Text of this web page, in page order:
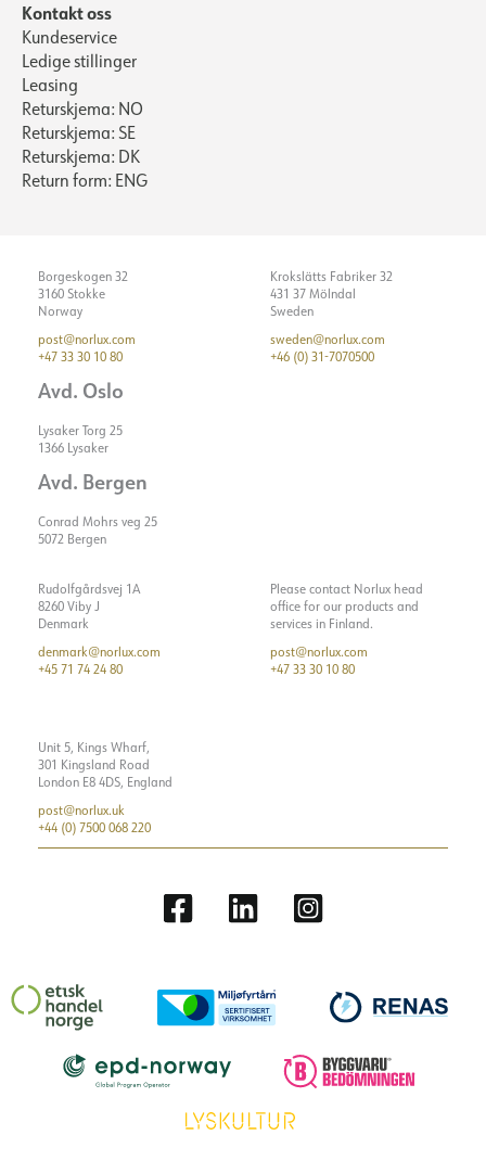
Kontakt oss
Kundeservice
Ledige stillinger
Leasing
Returskjema: NO
Returskjema: SE
Returskjema: DK
Return form: ENG
Borgeskogen 32
3160 Stokke
Norway
post@norlux.com
+47 33 30 10 80
Avd. Oslo
Lysaker Torg 25
1366 Lysaker
Avd. Bergen
Conrad Mohrs veg 25
5072 Bergen
Krokslätts Fabriker 32
431 37 Mölndal
Sweden
sweden@norlux.com
+46 (0) 31-7070500
Rudolfgårdsvej 1A
8260 Viby J
Denmark
denmark@norlux.com
+45 71 74 24 80
Please contact Norlux head
office for our products and
services in Finland.
post@norlux.com
+47 33 30 10 80
Unit 5, Kings Wharf,
301 Kingsland Road
London E8 4DS, England
post@norlux.uk
+44 (0) 7500 068 220